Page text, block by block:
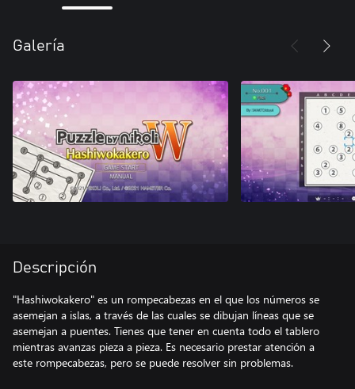
Galería
Descripción
"Hashiwokakero" es un rompecabezas en el que los números se
asemejan a islas, a través de las cuales se dibujan líneas que se
asemejan a puentes. Tienes que tener en cuenta todo el tablero
mientras avanzas pieza a pieza. Es necesario prestar atención a
este rompecabezas, pero se puede resolver sin problemas.